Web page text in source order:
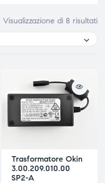
Visualizzazione di 8 risultati
Trasformatore Okin
3.00.209.010.00
SP2-A